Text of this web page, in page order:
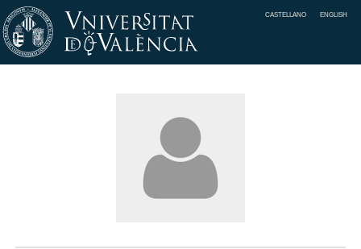
CASTELLANO ENGLISH